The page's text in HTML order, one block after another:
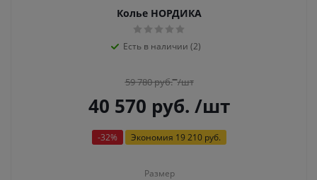
Колье НОРДИКА
Есть в наличии (2)
59 780руб. /шт
40 570 руб. /шт
-32% Экономия 19 210 руб.
Размер